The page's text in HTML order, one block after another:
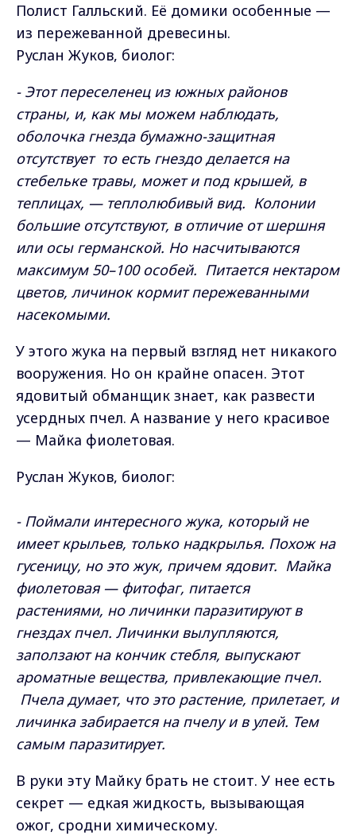
Полист Галльский. Её домики особенные —
из пережеванной древесины.
Руслан Жуков, биолог:
- Этот переселенец из южных районов
страны, и, как мы можем наблюдать,
оболочка гнезда бумажно-защитная
отсутствует то есть гнездо делается на
стебельке травы, может и под крышей, в
теплицах, — теплолюбивый вид. Колонии
большие отсутствуют, в отличие от шершня
или осы германской. Но насчитываются
максимум 50–100 особей. Питается нектаром
цветов, личинок кормит пережеванными
насекомыми.
У этого жука на первый взгляд нет никакого
вооружения. Но он крайне опасен. Этот
ядовитый обманщик знает, как развести
усердных пчел. А название у него красивое
— Майка фиолетовая.
Руслан Жуков, биолог:
- Поймали интересного жука, который не
имеет крыльев, только надкрылья. Похож на
гусеницу, но это жук, причем ядовит. Майка
фиолетовая — фитофаг, питается
растениями, но личинки паразитируют в
гнездах пчел. Личинки вылупляются,
заползают на кончик стебля, выпускают
ароматные вещества, привлекающие пчел.
Пчела думает, что это растение, прилетает, и
личинка забирается на пчелу и в улей. Тем
самым паразитирует.
В руки эту Майку брать не стоит. У нее есть
секрет — едкая жидкость, вызывающая
ожог, сродни химическому.